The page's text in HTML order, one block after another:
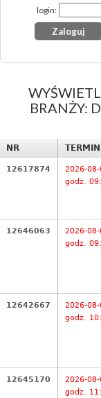
login:
BRANŻY:
NR TERMIN
12617874
2026-08-
godz.
12646063
2026-
godz.
12642667
2026-
godz.
12645170
2026-
godz.